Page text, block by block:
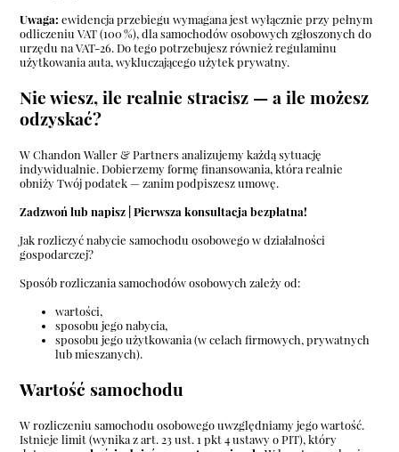
Uwaga:ewidencja przebiegu wymagana jest wyłącznie przy pełnym
odliczeniu VAT (100 %),dla samochodów osobowych zgłoszonych do
urzędu na VAT-26.Do tego potrzebujesz również regulaminu
użytkowania auta, wykluczającego użytek prywatny.
Nie wiesz, ile realnie stracisz — a ile możesz
odzyskać?
W Chandon Waller & Partners analizujemy każdą sytuację
indywidualnie. Dobierzemy formę finansowania, która realnie
obniży Twój podatek — zanim podpiszesz umowę.
Zadzwoń lub napisz | Pierwsza konsultacja bezpłatna!
Jak rozliczyć nabycie samochodu osobowego w działalności
gospodarczej?
Sposób rozliczania samochodów osobowych zależy od:
wartości,
sposobu jego nabycia,
sposobu jego użytkowania (w celach firmowych, prywatnych
lub mieszanych).
Wartość samochodu
W rozliczeniu samochodu osobowego uwzględniamy jego wartość.
Istnieje limit (wynika z art. 23 ust. 1 pkt 4 ustawy o PIT), który